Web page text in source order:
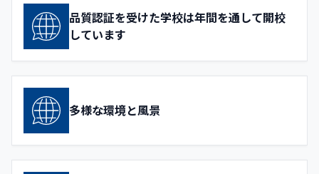
品質認証を受けた学校は年間を通して開校
しています
多様な環境と風景